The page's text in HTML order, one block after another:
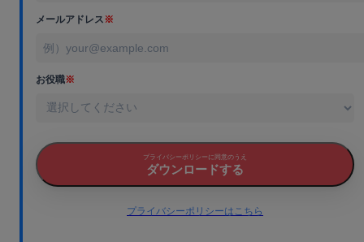
メールアドレス※
お役職※
プライバシーポリシーに同意のうえ
ダウンロードする
プライバシーポリシーはこちら